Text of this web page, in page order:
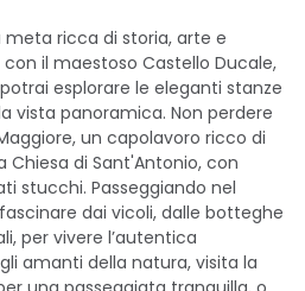
meta ricca di storia, arte e
il maestoso Castello Ducale,
esplorare le eleganti stanze
vista panoramica. Non perdere
un capolavoro ricco di
Chiesa di Sant'Antonio, con
stucchi. Passeggiando nel
dai vicoli, dalle botteghe
per vivere l’autentica
amanti della natura, visita la